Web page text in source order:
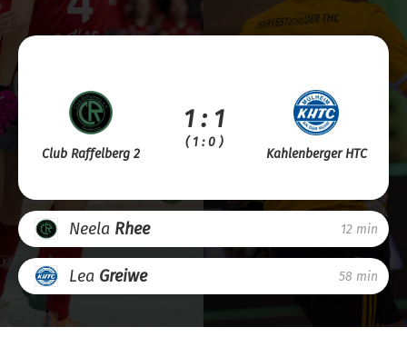
Club Raffelberg 2
1 : 1
( 1 : 0 )
Kahlenberger HTC
Neela Rhee 12 min
Lea Greiwe 58 min